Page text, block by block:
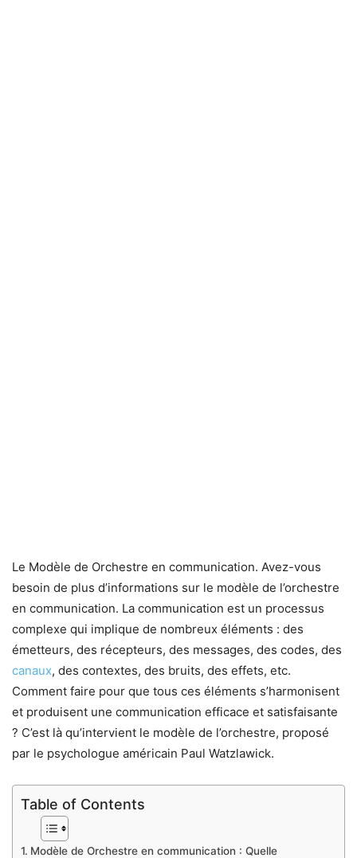
Le Modèle de Orchestre en communication. Avez-vous
besoin de plus d’informations sur le modèle de l’orchestre
en communication. La communication est un processus
complexe qui implique de nombreux éléments : des
émetteurs, des récepteurs, des messages, des codes, des
canaux, des contextes, des bruits, des effets, etc.
Comment faire pour que tous ces éléments s’harmonisent
et produisent une communication efficace et satisfaisante
? C’est là qu’intervient le modèle de l’orchestre, proposé
par le psychologue américain Paul Watzlawick.
Table of Contents
Modèle de Orchestre en communication : Quelle